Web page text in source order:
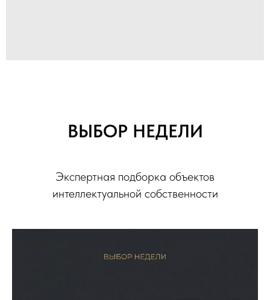
ВЫБОР НЕДЕЛИ
Экспертная подборка объектов
интеллектуальной собственности